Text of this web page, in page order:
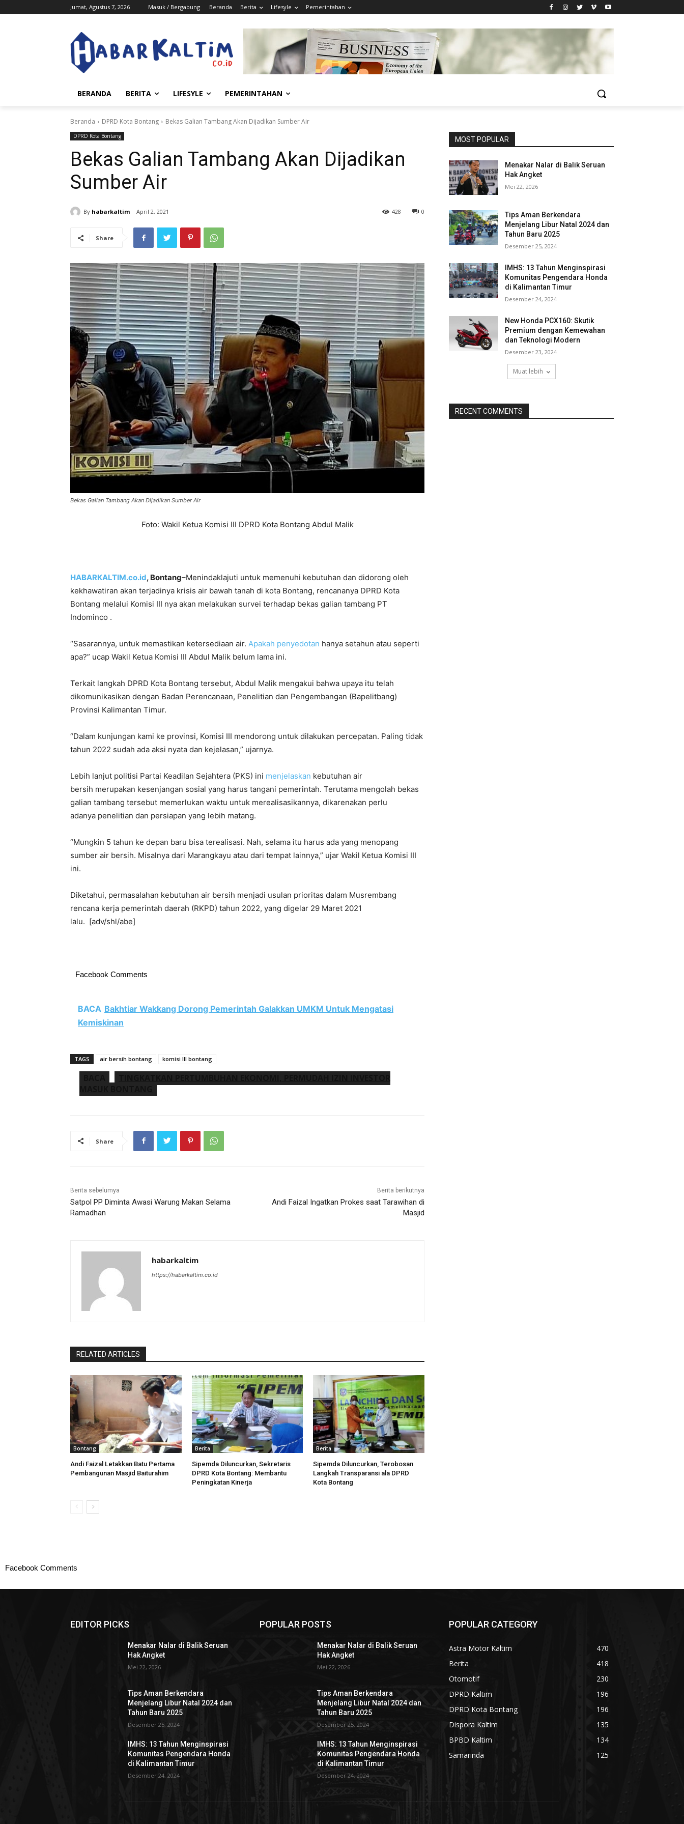
Jumat, Agustus 7, 2026 Masuk / Bergabung Beranda Berita Lifesyle Pemerintahan
BERANDA BERITA LIFESYLE PEMERINTAHAN
Beranda DPRD Kota Bontang Bekas Galian Tambang Akan Dijadikan Sumber Air
DPRD Kota Bontang
Bekas Galian Tambang Akan Dijadikan
Sumber Air
By habarkaltim April 2, 2021 0
428
Share
Bekas Galian Tambang Akan Dijadikan Sumber Air
Foto: Wakil Ketua Komisi III DPRD Kota Bontang Abdul Malik
HABARKALTIM.co.id, Bontang–Menindaklajuti untuk memenuhi kebutuhan dan didorong oleh
kekhawatiran akan terjadinya krisis air bawah tanah di kota Bontang, rencananya DPRD Kota
Bontang melalui Komisi III nya akan melakukan survei terhadap bekas galian tambang PT
Indominco .
“Sasarannya, untuk memastikan ketersediaan air. Apakah penyedotan hanya setahun atau seperti
apa?” ucap Wakil Ketua Komisi III Abdul Malik belum lama ini.
Terkait langkah DPRD Kota Bontang tersebut, Abdul Malik mengakui bahwa upaya itu telah
dikomunikasikan dengan Badan Perencanaan, Penelitian dan Pengembangan (Bapelitbang)
Provinsi Kalimantan Timur.
“Dalam kunjungan kami ke provinsi, Komisi III mendorong untuk dilakukan percepatan. Paling tidak
tahun 2022 sudah ada aksi nyata dan kejelasan,” ujarnya.
Lebih lanjut politisi Partai Keadilan Sejahtera (PKS) ini menjelaskan kebutuhan air
bersih merupakan kesenjangan sosial yang harus tangani pemerintah. Terutama mengolah bekas
galian tambang tersebut memerlukan waktu untuk merealisasikannya, dikarenakan perlu
adanya penelitian dan persiapan yang lebih matang.
“Mungkin 5 tahun ke depan baru bisa terealisasi. Nah, selama itu harus ada yang menopang
sumber air bersih. Misalnya dari Marangkayu atau dari tempat lainnya,” ujar Wakil Ketua Komisi III
ini.
Diketahui, permasalahan kebutuhan air bersih menjadi usulan prioritas dalam Musrembang
rencana kerja pemerintah daerah (RKPD) tahun 2022, yang digelar 29 Maret 2021
lalu. [adv/shl/abe]
Facebook Comments
BACA Bakhtiar Wakkang Dorong Pemerintah Galakkan UMKM Untuk Mengatasi
Kemiskinan
TAGS air bersih bontang komisi III bontang
Share
Berita sebelumya
Satpol PP Diminta Awasi Warung Makan Selama
Ramadhan
Berita berikutnya
Andi Faizal Ingatkan Prokes saat Tarawihan di
Masjid
habarkaltim
https://habarkaltim.co.id
RELATED ARTICLES
Bontang
Andi Faizal Letakkan Batu Pertama
Pembangunan Masjid Baiturahim
Berita
Sipemda Diluncurkan, Sekretaris
DPRD Kota Bontang: Membantu
Peningkatan Kinerja
Berita
Sipemda Diluncurkan, Terobosan
Langkah Transparansi ala DPRD
Kota Bontang
MOST POPULAR
Menakar Nalar di Balik Seruan
Hak Angket
Mei 22, 2026
Tips Aman Berkendara
Menjelang Libur Natal 2024 dan
Tahun Baru 2025
Desember 25, 2024
IMHS: 13 Tahun Menginspirasi
Komunitas Pengendara Honda
di Kalimantan Timur
Desember 24, 2024
New Honda PCX160: Skutik
Premium dengan Kemewahan
dan Teknologi Modern
Desember 23, 2024
Muat lebih
RECENT COMMENTS
Facebook Comments
EDITOR PICKS
Menakar Nalar di Balik Seruan
Hak Angket
Mei 22, 2026
Tips Aman Berkendara
Menjelang Libur Natal 2024 dan
Tahun Baru 2025
Desember 25, 2024
IMHS: 13 Tahun Menginspirasi
Komunitas Pengendara Honda
di Kalimantan Timur
Desember 24, 2024
POPULAR POSTS
Menakar Nalar di Balik Seruan
Hak Angket
Mei 22, 2026
Tips Aman Berkendara
Menjelang Libur Natal 2024 dan
Tahun Baru 2025
Desember 25, 2024
IMHS: 13 Tahun Menginspirasi
Komunitas Pengendara Honda
di Kalimantan Timur
Desember 24, 2024
POPULAR CATEGORY
Astra Motor Kaltim
470
Berita
418
Otomotif
230
DPRD Kaltim
196
DPRD Kota Bontang
196
Dispora Kaltim
135
BPBD Kaltim
134
Samarinda
125